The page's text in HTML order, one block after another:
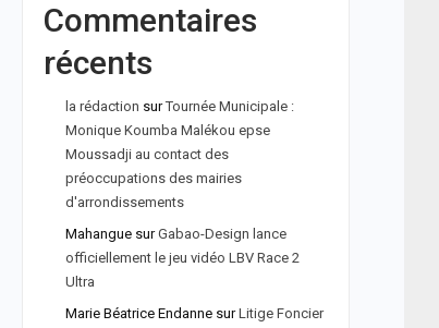
Commentaires
récents
la rédaction surTournée Municipale :
Monique Koumba Malékou epse
Moussadji au contact des
préoccupations des mairies
d'arrondissements
MahanguesurGabao-Design lance
officiellement le jeu vidéo LBV Race 2
Ultra
Marie Béatrice EndannesurLitige Foncier